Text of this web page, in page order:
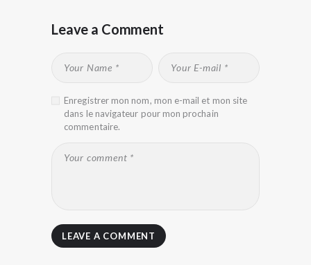
Leave a Comment
Enregistrer mon nom, mon e-mail et mon site
dans le navigateur pour mon prochain
commentaire.